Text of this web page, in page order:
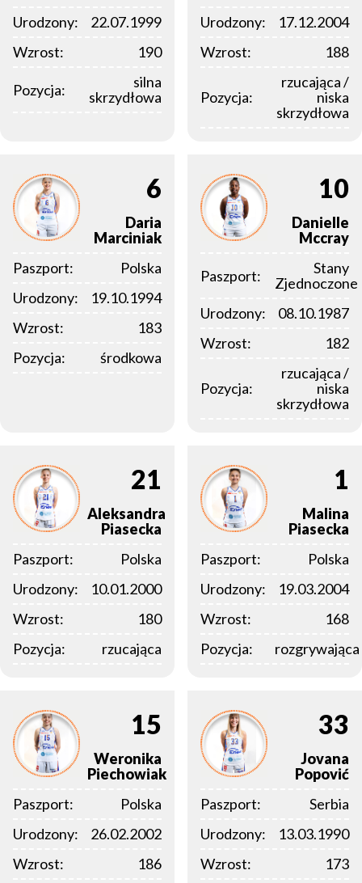
Urodzony:
22.07.1999
Wzrost:
190
Pozycja:
silna
skrzydłowa
Urodzony:
17.12.2004
Wzrost:
188
Pozycja:
rzucająca /
niska
skrzydłowa
6
Daria
Marciniak
Paszport:
Polska
Urodzony:
19.10.1994
Wzrost:
183
Pozycja:
środkowa
10
Danielle
Mccray
Paszport:
Stany
Zjednoczone
Urodzony:
08.10.1987
Wzrost:
182
Pozycja:
rzucająca /
niska
skrzydłowa
21
Aleksandra
Piasecka
Paszport:
Polska
Urodzony:
10.01.2000
Wzrost:
180
Pozycja:
rzucająca
1
Malina
Piasecka
Paszport:
Polska
Urodzony:
19.03.2004
Wzrost:
168
Pozycja:
rozgrywająca
15
Weronika
Piechowiak
Paszport:
Polska
Urodzony:
26.02.2002
Wzrost:
186
33
Jovana
Popović
Paszport:
Serbia
Urodzony:
13.03.1990
Wzrost:
173